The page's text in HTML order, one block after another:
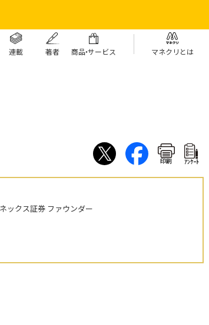
連載 著者 商品・サービス マネクリとは
印刷 ｱﾝｹｰﾄ
ックス証券 ファウンダー